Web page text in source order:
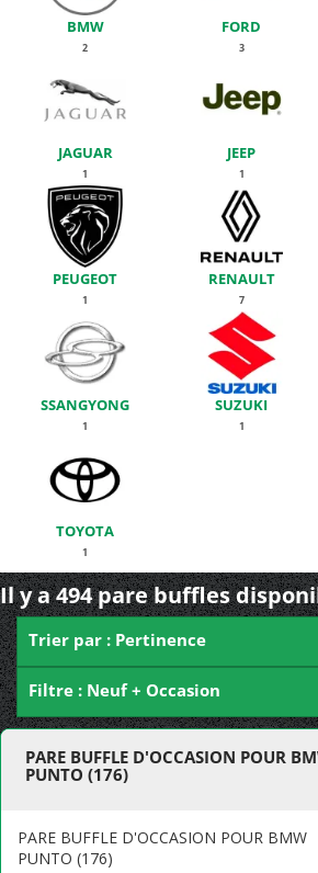
BMW
2
FORD
3
JAGUAR
1
JEEP
1
PEUGEOT
1
RENAULT
7
SSANGYONG
1
SUZUKI
1
TOYOTA
1
Il y a 494 pare buffles
Trier par : Pertinence
Filtre : Neuf + Occasion
PARE BUFFLE D'OCCASION POUR
PUNTO (176)
PARE BUFFLE D'OCCASION POUR BMW
PUNTO (176)